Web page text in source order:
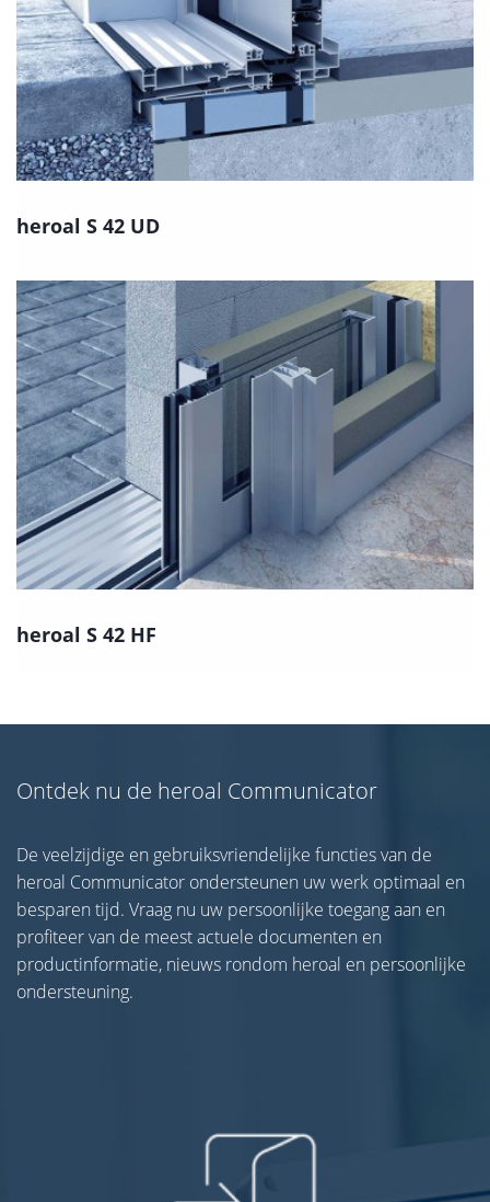
heroal S 42 UD
heroal S 42 HF
Ontdek nu de heroal Communicator
De veelzijdige en gebruiksvriendelijke functies van de
heroal Communicator ondersteunen uw werk optimaal en
besparen tijd. Vraag nu uw persoonlijke toegang aan en
profiteer van de meest actuele documenten en
productinformatie, nieuws rondom heroal en persoonlijke
ondersteuning.